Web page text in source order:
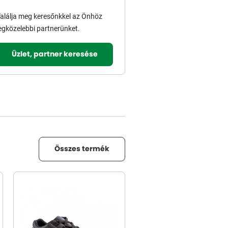
meg keresőnkkel az Önhöz
partnerünket.
Üzlet, partner keresése
Összes termék